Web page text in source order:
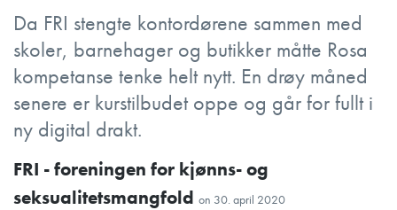
Da FRI stengte kontordørene sammen med
skoler, barnehager og butikker måtte Rosa
kompetanse tenke helt nytt. En drøy måned
senere er kurstilbudet oppe og går for fullt i
ny digital drakt.
FRI - foreningen for kjønns- og
seksualitetsmangfold on 30. april 2020